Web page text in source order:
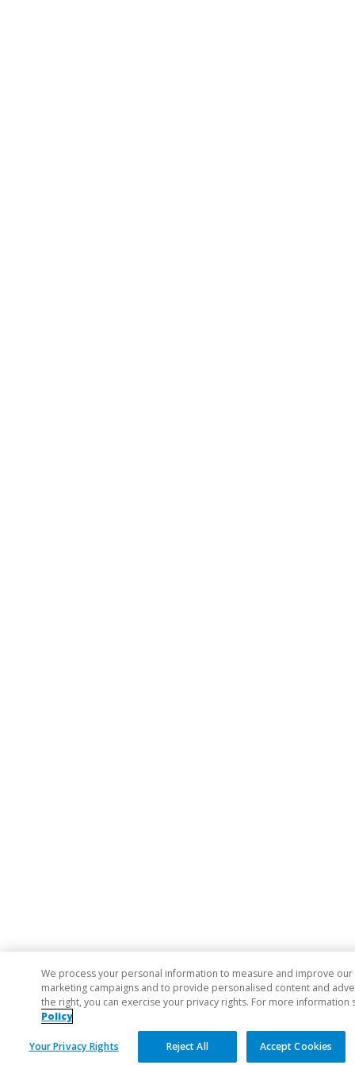
We process your personal information to measure and improve our
marketing campaigns and to provide personalised content and
the right, you can exercise your privacy rights. For more information
Policy
Your Privacy Rights Reject All Accept Cookies